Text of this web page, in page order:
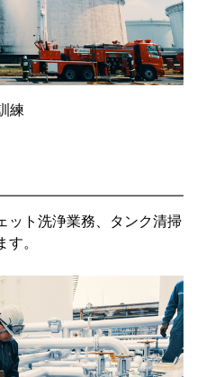
練
ット洗浄業務、タンク清掃
。